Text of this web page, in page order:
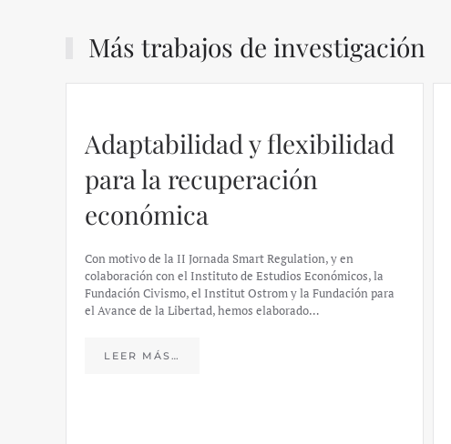
Más trabajos de investigación
Adaptabilidad y flexibilidad
para la recuperación
económica
Con motivo de la II Jornada Smart Regulation, y en
colaboración con el Instituto de Estudios Económicos, la
Fundación Civismo, el Institut Ostrom y la Fundación para
el Avance de la Libertad, hemos elaborado…
LEER MÁS…